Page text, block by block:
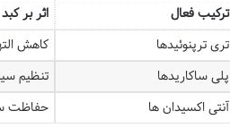
ترکیب فعال اثر بر کبد
تری ترپنوئیدها
کاهش
پلی ساکاریدها
تنظیم
آنتی اکسیدان ها
حفاظت